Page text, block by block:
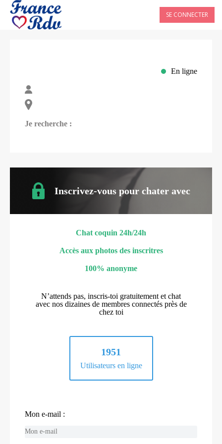
SE CONNECTER
En ligne
Je recherche :
Inscrivez-vous pour chater avec
Chat coquin 24h/24h
Accès aux photos des inscritres
100% anonyme
N’attends pas, inscris-toi gratuitement et chat
avec nos dizaines de membres connectés près de
chez toi
1951
Utilisateurs en ligne
Mon e-mail :